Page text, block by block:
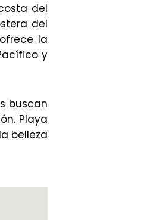
del
del
la
y
buscan
Playa
belleza